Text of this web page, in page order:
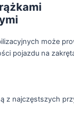
może
pojazdu na
z najczęstszych